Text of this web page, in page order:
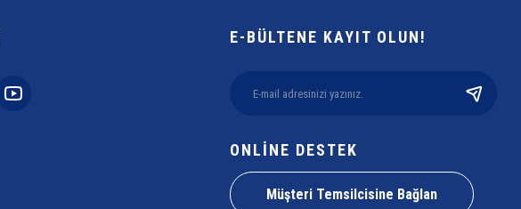
E-BÜLTENE KAYIT OLUN!
ONLİNE DESTEK
Müşteri Temsilcisine Bağlan